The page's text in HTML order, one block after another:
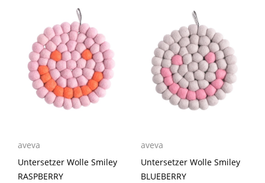
aveva
Untersetzer Wolle Smiley
RASPBERRY
aveva
Untersetzer Wolle Smiley
BLUEBERRY